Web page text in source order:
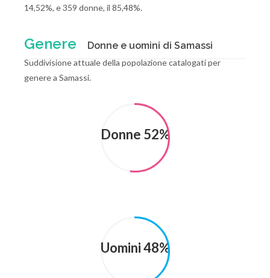
14,52%, e 359 donne, il 85,48%.
Genere Donne e uomini di Samassi
Suddivisione attuale della popolazione catalogati per
genere a Samassi.
Donne 52%
Uomini 48%